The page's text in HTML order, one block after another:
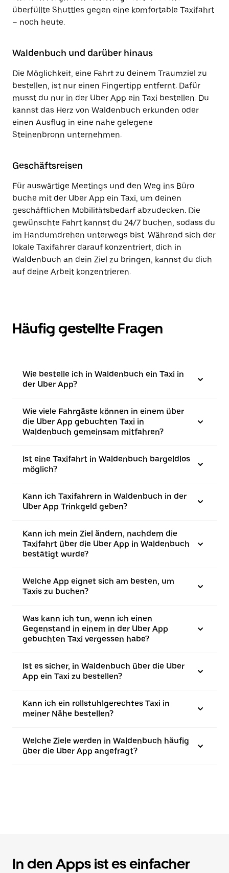
überfüllte Shuttles gegen eine komfortable Taxifahrt
– noch heute.
Waldenbuch und darüber hinaus
Die Möglichkeit, eine Fahrt zu deinem Traumziel zu
bestellen, ist nur einen Fingertipp entfernt. Dafür
musst du nur in der Uber App ein Taxi bestellen. Du
kannst das Herz von Waldenbuch erkunden oder
einen Ausflug in eine nahe gelegene
Steinenbronn unternehmen.
Geschäftsreisen
Für auswärtige Meetings und den Weg ins Büro
buche mit der Uber App ein Taxi, um deinen
geschäftlichen Mobilitätsbedarf abzudecken. Die
gewünschte Fahrt kannst du 24/7 buchen, sodass du
im Handumdrehen unterwegs bist. Während sich der
lokale Taxifahrer darauf konzentriert, dich in
Waldenbuch an dein Ziel zu bringen, kannst du dich
auf deine Arbeit konzentrieren.
Häufig gestellte Fragen
Wie bestelle ich in Waldenbuch ein Taxi in
der Uber App?
Wie viele Fahrgäste können in einem über
die Uber App gebuchten Taxi in
Waldenbuch gemeinsam mitfahren?
Ist eine Taxifahrt in Waldenbuch bargeldlos
möglich?
Kann ich Taxifahrern in Waldenbuch in der
Uber App Trinkgeld geben?
Kann ich mein Ziel ändern, nachdem die
Taxifahrt über die Uber App in Waldenbuch
bestätigt wurde?
Welche App eignet sich am besten, um
Taxis zu buchen?
Was kann ich tun, wenn ich einen
Gegenstand in einem in der Uber App
gebuchten Taxi vergessen habe?
Ist es sicher, in Waldenbuch über die Uber
App ein Taxi zu bestellen?
Kann ich ein rollstuhlgerechtes Taxi in
meiner Nähe bestellen?
Welche Ziele werden in Waldenbuch häufig
über die Uber App angefragt?
In den Apps ist es einfacher